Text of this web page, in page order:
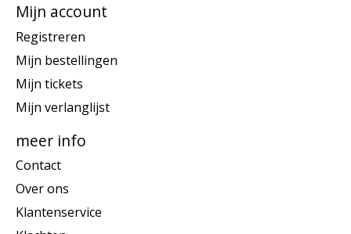
Mijn account
Registreren
Mijn bestellingen
Mijn tickets
Mijn verlanglijst
meer info
Contact
Over ons
Klantenservice